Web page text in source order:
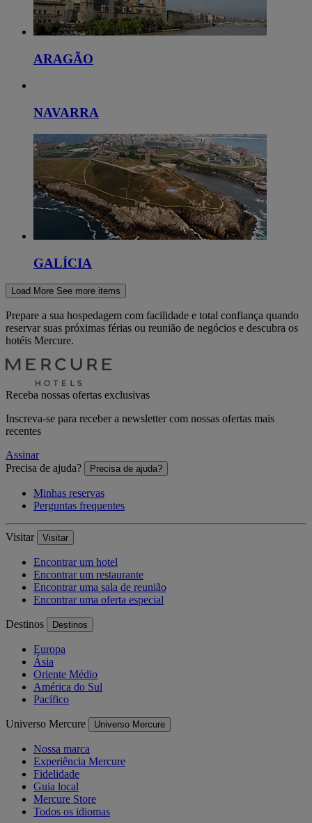
ARAGÃO
NAVARRA
GALÍCIA
Load More See more items
Prepare a sua hospedagem com facilidade e total confiança quando
reservar suas próximas férias ou reunião de negócios e descubra os
hotéis Mercure.
Receba nossas ofertas exclusivas
Inscreva-se para receber a newsletter com nossas ofertas mais
recentes
Assinar
Precisa de ajuda?
Precisa de ajuda?
Minhas reservas
Perguntas frequentes
Visitar Visitar
Encontrar um hotel
Encontrar um restaurante
Encontrar uma sala de reunião
Encontrar uma oferta especial
Destinos Destinos
Europa
Ásia
Oriente Médio
América do Sul
Pacífico
Universo Mercure Universo Mercure
Nossa marca
Experiência Mercure
Fidelidade
Guia local
Mercure Store
Todos os idiomas